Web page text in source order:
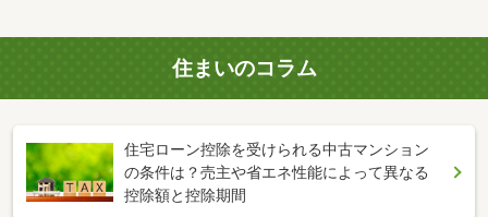
住まいのコラム
住宅ローン控除を受けられる中古マンション
の条件は？売主や省エネ性能によって異なる
控除額と控除期間